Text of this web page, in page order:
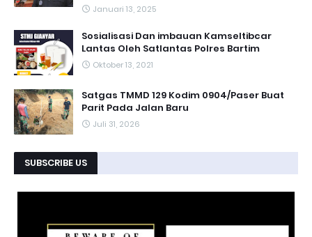
Januari 13, 2025
Sosialisasi Dan imbauan Kamseltibcar
Lantas Oleh Satlantas Polres Bartim
Oktober 13, 2021
Satgas TMMD 129 Kodim 0904/Paser Buat
Parit Pada Jalan Baru
Juli 31, 2026
SUBSCRIBE US